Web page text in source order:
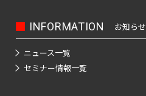
INFORMATION お知らせ
ニュース一覧
セミナー情報一覧